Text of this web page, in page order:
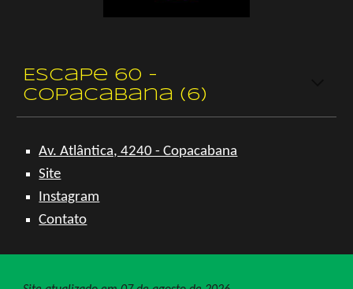
Escape 60 -
Copacabana (6)
Av. Atlântica, 4240 - Copacabana
Site
Instagram
Contato